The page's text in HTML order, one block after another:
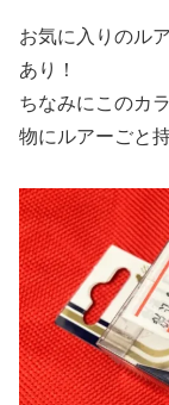
お気に入りのル
あり！
ちなみにこのカ
物にルアーごと